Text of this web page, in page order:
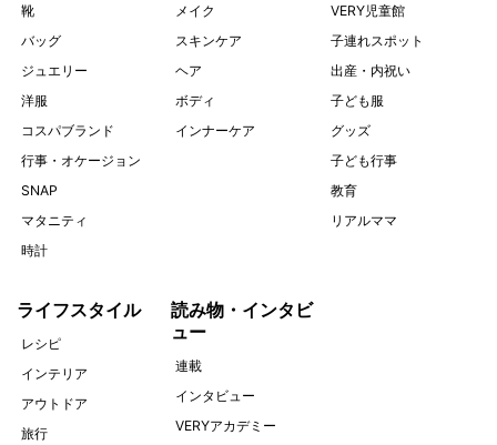
靴
バッグ
ジュエリー
洋服
コスパブランド
行事・オケージョン
SNAP
マタニティ
時計
メイク
スキンケア
ヘア
ボディ
インナーケア
VERY児童館
子連れスポット
出産・内祝い
子ども服
グッズ
子ども行事
教育
リアルママ
ライフスタイル
レシピ
インテリア
アウトドア
旅行
読み物・インタビ
ュー
連載
インタビュー
VERYアカデミー